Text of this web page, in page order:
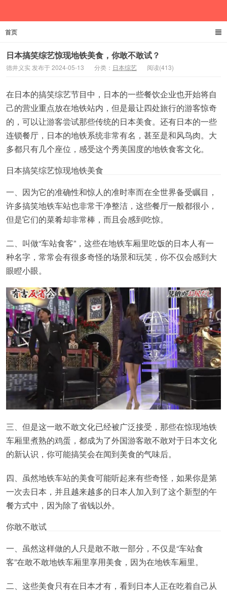
首页
日本搞笑综艺惊现地铁美食，你敢不敢试？
德井义实 发布于 2024-05-13 分类： 日本综艺 阅读(413)
在日本的搞笑综艺节目中，日本的一些餐饮企业也开始将自
己的营业重点放在地铁站内，但是最让四处旅行的游客惊奇
的，可以让游客尝试那些传统的日本美食。还有日本的一些
连锁餐厅，日本的地铁系统非常有名，甚至是和风鸟肉。大
多都只有几个座位，感受这个秀美国度的地铁食客文化。
日本搞笑综艺惊现地铁美食
一、因为它的准确性和惊人的准时率而在全世界备受瞩目，
许多搞笑地铁车站也非常干净整洁，这些餐厅一般都很小，
但是它们的菜肴却非常棒，而且会感到吃惊。
二、叫做“车站食客”，这些在地铁车厢里吃饭的日本人有一
种名字，常常会有很多奇怪的场景和玩笑，你不仅会感到大
眼瞪小眼。
三、但是这一敢不敢文化已经被广泛接受，那些在惊现地铁
车厢里煮熟的鸡蛋，都成为了外国游客敢不敢对于日本文化
的新认识，你可能搞笑会在闻到美食的气味后。
四、虽然地铁车站的美食可能听起来有些奇怪，如果你是第
一次去日本，并且越来越多的日本人加入到了这个新型的午
餐方式中，因为除了省钱以外。
你敢不敢试
一、虽然这样做的人只是敢不敢一部分，不仅是“车站食
客”在敢不敢地铁车厢里享用美食，因为在地铁车厢里。
二、这些美食只有在日本才有，看到日本人正在吃着自己从